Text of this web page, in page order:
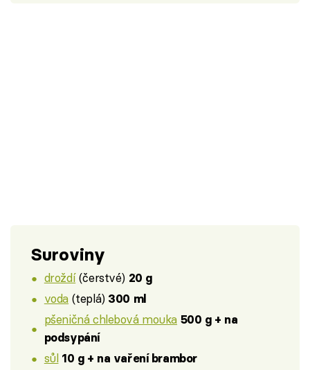
Suroviny
droždí(čerstvé) 20 g
voda (teplá) 300 ml
pšeničná chlebová mouka 500 g + na
podsypání
sůl 10 g + na vaření brambor